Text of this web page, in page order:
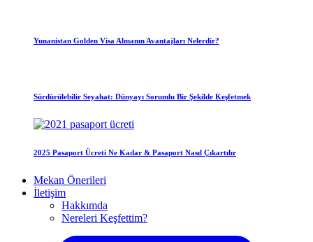
Yunanistan Golden Visa Almanın Avantajları Nelerdir?
Sürdürülebilir Seyahat: Dünyayı Sorumlu Bir Şekilde Keşfetmek
2025 Pasaport Ücreti Ne Kadar & Pasaport Nasıl Çıkartılır
Mekan Önerileri
İletişim
Hakkımda
Nereleri Keşfettim?